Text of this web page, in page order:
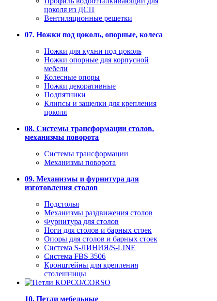
цоколя из ДСП
Вентиляционные решетки
07. Ножки под цоколь, опорные, колеса
Ножки для кухни под цоколь
Ножки опорные для корпусной
мебели
Колесные опоры
Ножки декоративные
Подпятники
Клипсы и защелки для крепления
цоколя
08. Системы трансформации столов,
механизмы поворота
Системы трансформации
Механизмы поворота
09. Механизмы и фурнитура для
изготовления столов
Подстолья
Механизмы раздвижения столов
Фурнитура для столов
Ноги для столов и барных стоек
Опоры для столов и барных стоек
Система S-ЛИНИЯ/S-LINE
Система FBS 3506
Кронштейны для крепления
столешницы
10. Петли мебельные